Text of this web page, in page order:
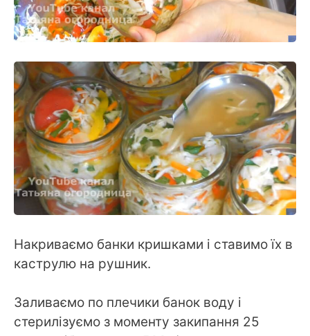
Накриваємо банки кришками і ставимо їх в
каструлю на рушник.
Заливаємо по плечики банок воду і
стерилізуємо з моменту закипання 25